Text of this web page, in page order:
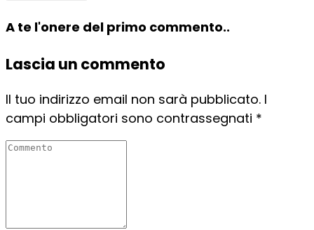
A te l'onere del primo commento..
Lascia un commento
Il tuo indirizzo email non sarà pubblicato. I
campi obbligatori sono contrassegnati *